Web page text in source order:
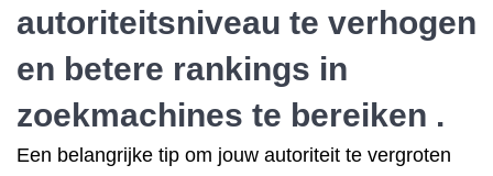
autoriteitsniveau te verhogen
en betere rankings in
zoekmachines te bereiken .
Een belangrijke tip om jouw autoriteit te vergroten